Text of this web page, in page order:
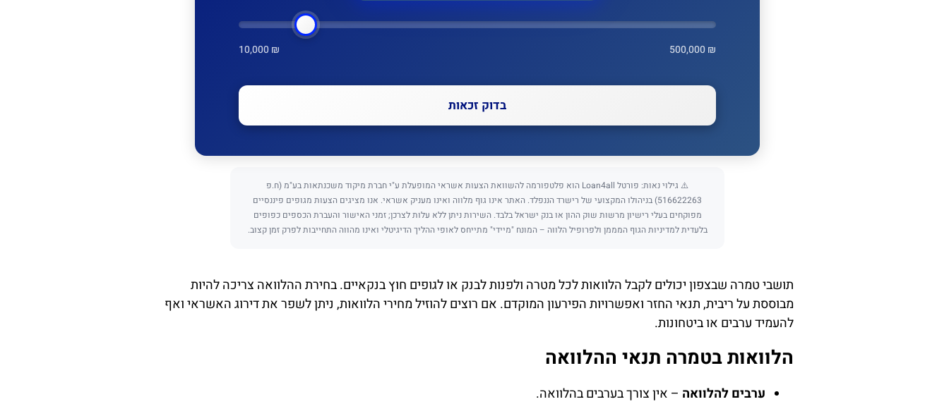
10,000 ₪ 500,000 ₪
בדוק זכאות
⚠️ גילוי נאות: פורטל Loan4all הוא פלטפורמה להשוואת הצעות אשראי המופעלת ע"י חברת מיקוד משכנתאות בע"מ (ח.פ
516622263) בניהולו המקצועי של רישרד הננפלד. האתר אינו גוף מלווה ואינו מעניק אשראי. אנו מציגים הצעות מגופים פיננסיים
מפוקחים בעלי רישיון מרשות שוק ההון או בנק ישראל בלבד. השירות ניתן ללא עלות לצרכן; זמני האישור והעברת הכספים כפופים
בלעדית למדיניות הגוף המממן ולפרופיל הלווה – המונח "מיידי" מתייחס לאופי ההליך הדיגיטלי ואינו מהווה התחייבות לפרק זמן קצוב.
תושבי טמרה שבצפון יכולים לקבל הלוואות לכל מטרה ולפנות לבנק או לגופים חוץ בנקאיים. בחירת ההלוואה צריכה להיות
מבוססת על ריבית, תנאי החזר ואפשרויות הפירעון המוקדם. אם רוצים להוזיל מחירי הלוואות, ניתן לשפר את דירוג האשראי ואף
להעמיד ערבים או ביטחונות.
הלוואות בטמרה תנאי ההלוואה
ערבים להלוואה – אין צורך בערבים בהלוואה.